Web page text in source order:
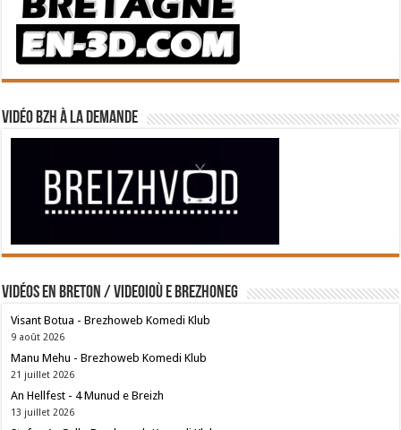
Vidéo BZH à la demande
Vidéos en breton / Videoioù e brezhoneg
Visant Botua - Brezhoweb Komedi Klub
9 août 2026
Manu Mehu - Brezhoweb Komedi Klub
21 juillet 2026
An Hellfest - 4 Munud e Breizh
13 juillet 2026